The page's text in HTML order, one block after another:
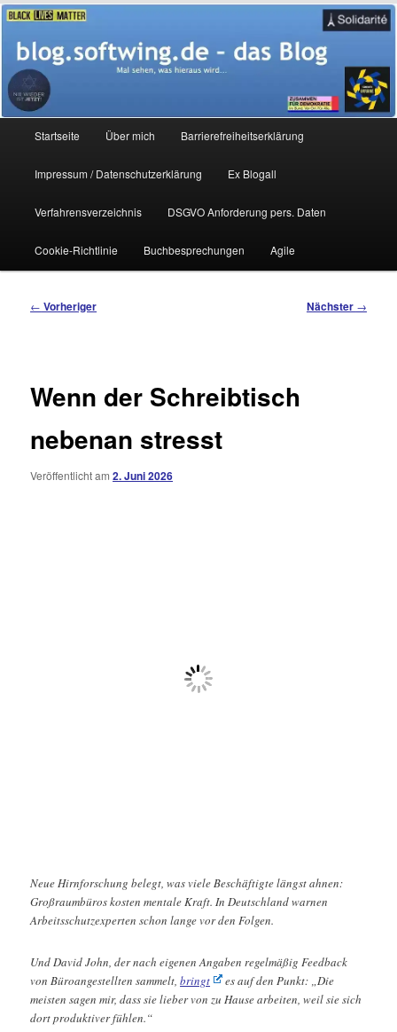
Zum
primären
Inhalt
springen
blog.softwing.de – das Blog
Mal sehen, was hieraus wird…
Startseite Über mich Barrierefreiheitserklärung
Impressum / Datenschutzerklärung Ex Blogall
Verfahrensverzeichnis DSGVO Anforderung pers. Daten
Cookie-Richtlinie Buchbesprechungen Agile
Beitragsnavigation
← Vorheriger Nächster →
Wenn der Schreibtisch
nebenan stresst
Veröffentlicht am2. Juni 2026
Neue Hirnforschung belegt, was viele Beschäftigte längst ahnen:
Großraumbüros kosten mentale Kraft. In Deutschland warnen
Arbeitsschutzexperten schon lange vor den Folgen.
Und David John, der nach eigenen Angaben regelmäßig Feedback
von Büroangestellten sammelt,bringt
es auf den Punkt: „Die
meisten sagen mir, dass sie lieber von zu Hause arbeiten, weil sie sich
dort produktiver fühlen.“